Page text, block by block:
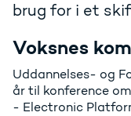
brug for i et
Voksnes
Uddannelses- og
år til konference
- Electronic